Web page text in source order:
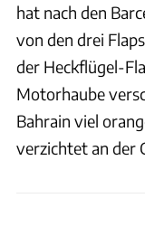
hat nach den
von den drei
der Heckflügel-
Motorhaube
Bahrain viel
verzichtet an der